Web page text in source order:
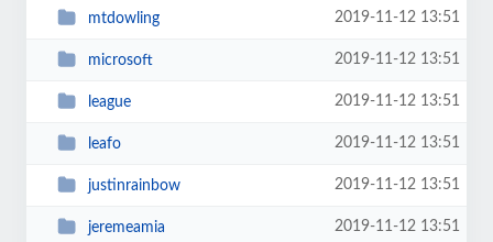
mtdowling 2019-11-12 13:51
microsoft 2019-11-12 13:51
league 2019-11-12 13:51
leafo 2019-11-12 13:51
justinrainbow 2019-11-12 13:51
jeremeamia 2019-11-12 13:51